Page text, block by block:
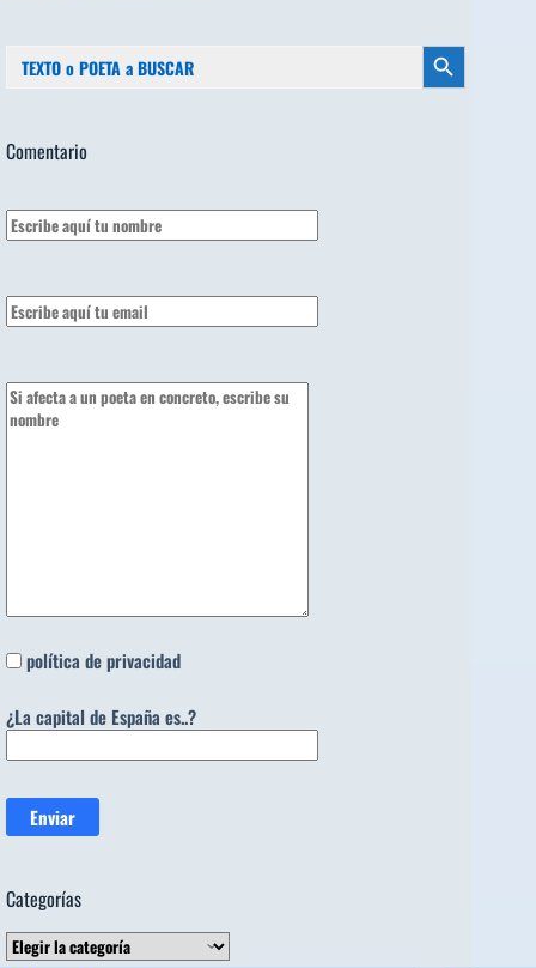
Botón de búsqueda
Comentario
política de privacidad
¿La capital de España es..?
Categorías
Categorías